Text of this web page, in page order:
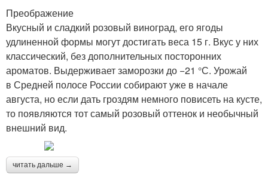
Преображение
Вкусный и сладкий розовый виноград, его ягоды
удлиненной формы могут достигать веса 15 г. Вкус у них
классический, без дополнительных посторонних
ароматов. Выдерживает заморозки до −21 °С. Урожай
в Средней полосе России собирают уже в начале
августа, но если дать гроздям немного повисеть на кусте,
то появляются тот самый розовый оттенок и необычный
внешний вид.
читать дальше →